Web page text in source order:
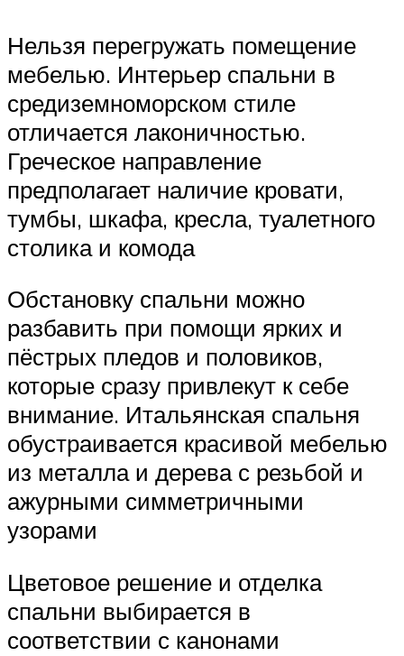
Нельзя перегружать помещение
мебелью. Интерьер спальни в
средиземноморском стиле
отличается лаконичностью.
Греческое направление
предполагает наличие кровати,
тумбы, шкафа, кресла, туалетного
столика и комода
Обстановку спальни можно
разбавить при помощи ярких и
пёстрых пледов и половиков,
которые сразу привлекут к себе
внимание. Итальянская спальня
обустраивается красивой мебелью
из металла и дерева с резьбой и
ажурными симметричными
узорами
Цветовое решение и отделка
спальни выбирается в
соответствии с канонами